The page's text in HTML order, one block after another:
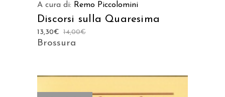
A cura di: Remo Piccolomini
Discorsi sulla Quaresima
14,00€
13,30€
Brossura